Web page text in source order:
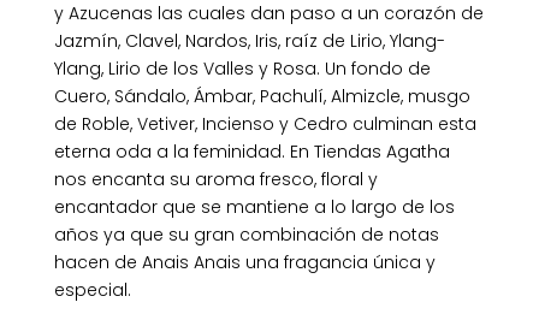
y Azucenas las cuales dan paso a un corazón de
Jazmín, Clavel, Nardos, Iris, raíz de Lirio, Ylang-
Ylang, Lirio de los Valles y Rosa. Un fondo de
Cuero, Sándalo, Ámbar, Pachulí, Almizcle, musgo
de Roble, Vetiver, Incienso y Cedro culminan esta
eterna oda a la feminidad. En Tiendas Agatha
nos encanta su aroma fresco, floral y
encantador que se mantiene a lo largo de los
años ya que su gran combinación de notas
hacen de Anais Anais una fragancia única y
especial.